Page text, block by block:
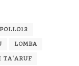
LOMBA
TA'ARUF